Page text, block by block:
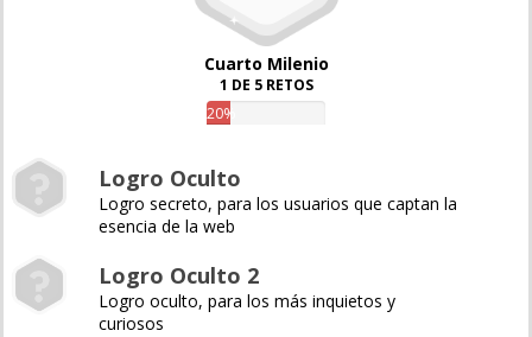
Cuarto Milenio
1 DE 5 RETOS
20%
Logro Oculto
Logro secreto, para los usuarios que captan la
esencia de la web
Logro Oculto 2
Logro oculto, para los más inquietos y
curiosos